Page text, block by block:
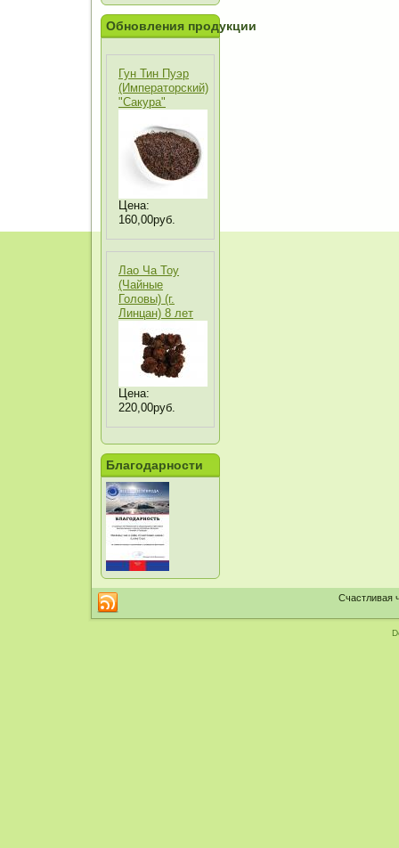
Обновления продукции
Гун Тин Пуэр
(Императорский)
"Сакура"
Цена:
160,00руб.
Лао Ча Тоу
(Чайные
Головы) (г.
Линцан) 8 лет
Цена:
220,00руб.
Благодарности
Счастливая